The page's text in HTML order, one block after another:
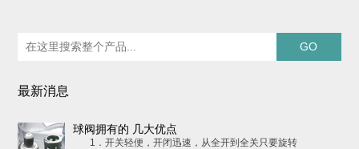
最新消息
球阀拥有的 几大优点
1．开关轻便，开闭迅速，从全开到全关只要旋转